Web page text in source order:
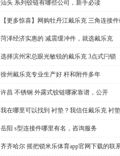
汕头 系列铰链有哪些公司，新手必读
【更多惊喜】网购牡丹江戴乐克 三角连接
菏泽经济实惠的 减震缓冲件，就选戴乐克
选择滨州宋总眼光敏锐的戴乐克 3点式闩锁
徐州戴乐克专业生产好 杆和附件多年
许昌 不锈钢 外露式铰链哪家靠谱，公开
我在哪里可以找到 衬垫？我信任戴乐克 衬
岳阳 s型连接件哪里有名，咨询服务
齐齐哈尔 摇把锁米乐体育app官网下载的联